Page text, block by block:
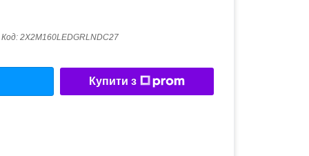
Код: 2X2M160LEDGRLNDC27
Купити з